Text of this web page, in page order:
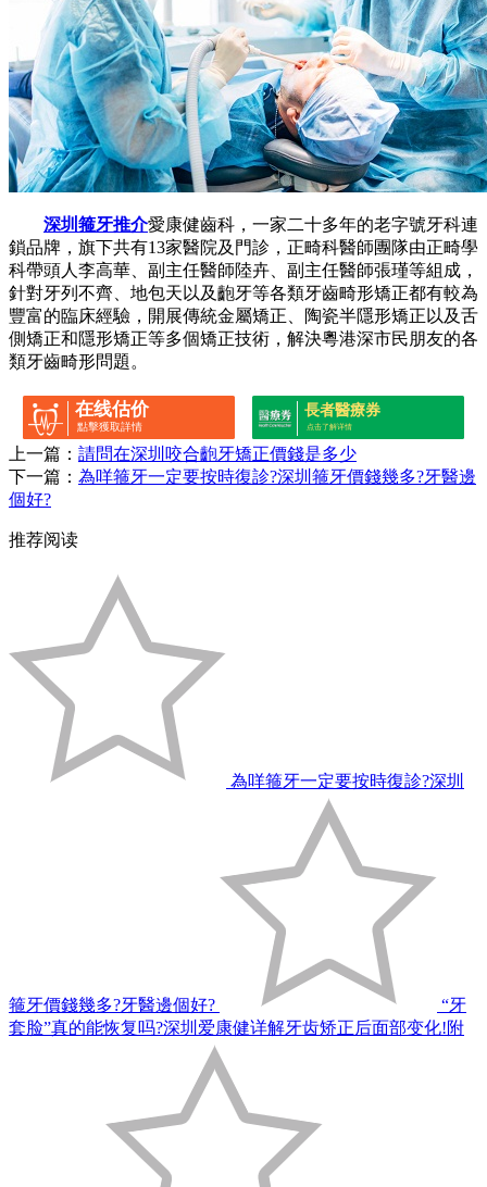
深圳箍牙推介愛康健齒科，一家二十多年的老字號牙科連
鎖品牌，旗下共有13家醫院及門診，正畸科醫師團隊由正畸學
科帶頭人李高華、副主任醫師陸卉、副主任醫師張瑾等組成，
針對牙列不齊、地包天以及齙牙等各類牙齒畸形矯正都有較為
豐富的臨床經驗，開展傳統金屬矯正、陶瓷半隱形矯正以及舌
側矯正和隱形矯正等多個矯正技術，解決粵港深市民朋友的各
類牙齒畸形問題。
在线估价
點擊獲取詳情
長者醫療券
点击了解详情
上一篇： 請問在深圳咬合齙牙矯正價錢是多少
下一篇： 為咩箍牙一定要按時復診?深圳箍牙價錢幾多?牙醫邊
個好?
推荐阅读
為咩箍牙一定要按時復診?深圳
箍牙價錢幾多?牙醫邊個好?
“牙
套脸”真的能恢复吗?深圳爱康健详解牙齿矫正后面部变化!附